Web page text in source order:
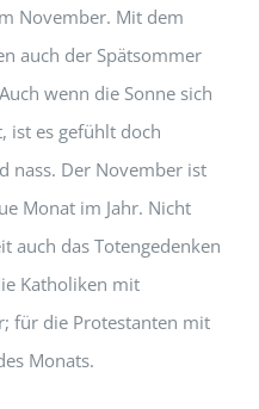
November. Mit dem
auch der Spätsommer
wenn die Sonne sich
ist es gefühlt doch
nass. Der November ist
Monat im Jahr. Nicht
auch das Totengedenken
Katholiken mit
für die Protestanten mit
Monats.